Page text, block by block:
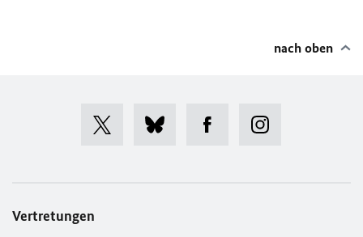
nach oben
Vertretungen